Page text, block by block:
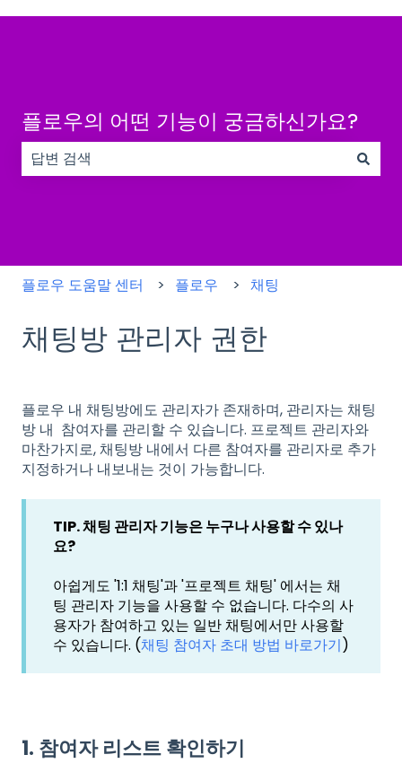
플로우의 어떤 기능이 궁금하신가요?
플로우 도움말 센터 플로우 채팅
채팅방 관리자 권한
플로우 내 채팅방에도 관리자가 존재하며, 관리자는 채팅
방 내 참여자를 관리할 수 있습니다. 프로젝트 관리자와
마찬가지로, 채팅방 내에서 다른 참여자를 관리자로 추가
지정하거나 내보내는 것이 가능합니다.
TIP. 채팅 관리자 기능은 누구나 사용할 수 있나
요?
아쉽게도 '1:1 채팅'과 '프로젝트 채팅' 에서는 채
팅 관리자 기능을 사용할 수 없습니다. 다수의 사
용자가 참여하고 있는 일반 채팅에서만 사용할
수 있습니다. (채팅 참여자 초대 방법 바로가기)
1. 참여자 리스트 확인하기